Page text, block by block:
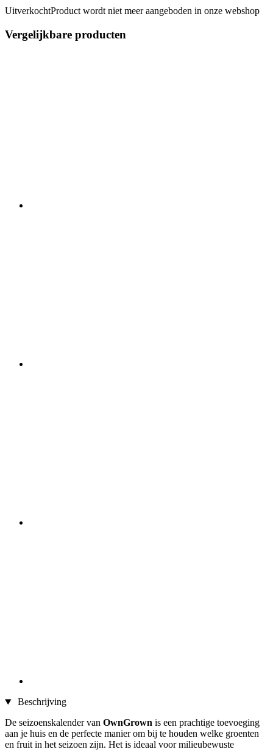
UitverkochtProduct wordt niet meer aangeboden in onze webshop
Vergelijkbare producten
Beschrijving
De seizoenskalender van OwnGrown is een prachtige toevoeging
aan je huis en de perfecte manier om bij te houden welke groenten
en fruit in het seizoen zijn. Het is ideaal voor milieubewuste